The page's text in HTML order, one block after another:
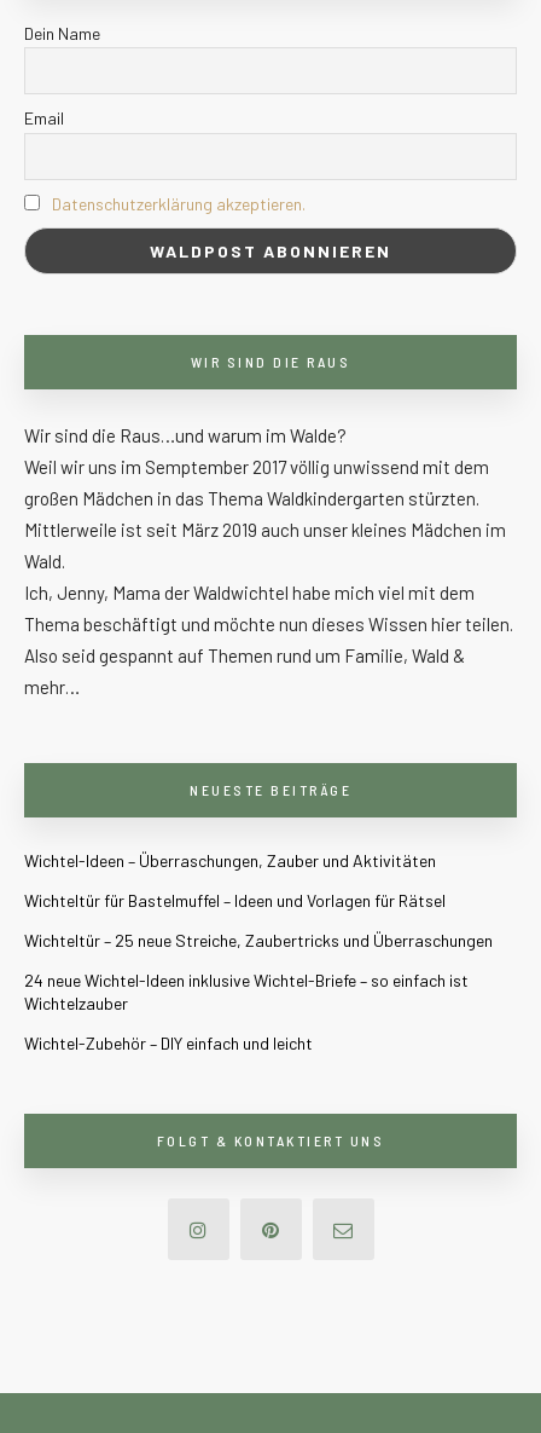
Dein Name
Email
Datenschutzerklärung akzeptieren.
WIR SIND DIE RAUS
Wir sind die Raus…und warum im Walde?
Weil wir uns im Semptember 2017 völlig unwissend mit dem
großen Mädchen in das Thema Waldkindergarten stürzten.
Mittlerweile ist seit März 2019 auch unser kleines Mädchen im
Wald.
Ich, Jenny, Mama der Waldwichtel habe mich viel mit dem
Thema beschäftigt und möchte nun dieses Wissen hier teilen.
Also seid gespannt auf Themen rund um Familie, Wald &
mehr…
NEUESTE BEITRÄGE
Wichtel-Ideen – Überraschungen, Zauber und Aktivitäten
Wichteltür für Bastelmuffel – Ideen und Vorlagen für Rätsel
Wichteltür – 25 neue Streiche, Zaubertricks und Überraschungen
24 neue Wichtel-Ideen inklusive Wichtel-Briefe – so einfach ist
Wichtelzauber
Wichtel-Zubehör – DIY einfach und leicht
FOLGT & KONTAKTIERT UNS